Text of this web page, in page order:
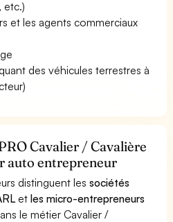
etc.)
et les agents commerciaux
des véhicules terrestres à
Cavalier / Cavalière
auto entrepreneur
distinguent lessociétés
etles micro-entrepreneurs
le métier Cavalier /